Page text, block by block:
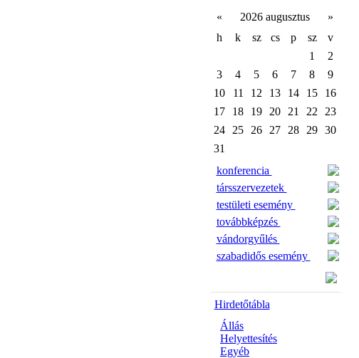
«
2026 augusztus
»
h
k sz cs p sz
v
1
2
3
4 5 6 7 8
9
10
11 12 13 14 15
16
17
18 19 20 21 22
23
24
25 26 27 28 29 30
31
konferencia
társszervezetek
testületi esemény
továbbképzés
vándorgyűlés
szabadidős esemény
Hirdetőtábla
Állás
Helyettesítés
Egyéb